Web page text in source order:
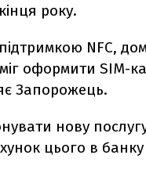
року.
NFC,
оформити SIM-
Запорожець.
нову
цього в